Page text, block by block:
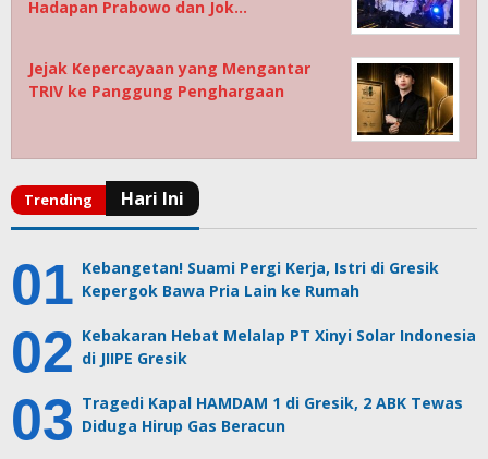
Hadapan Prabowo dan Jok…
Jejak Kepercayaan yang Mengantar
TRIV ke Panggung Penghargaan
Kebangetan! Suami Pergi Kerja, Istri di Gresik
Kepergok Bawa Pria Lain ke Rumah
Kebakaran Hebat Melalap PT Xinyi Solar Indonesia
di JIIPE Gresik
Tragedi Kapal HAMDAM 1 di Gresik, 2 ABK Tewas
Diduga Hirup Gas Beracun